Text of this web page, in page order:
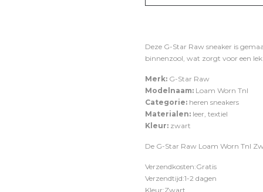
Deze G-Star Raw sneaker is
binnenzool, wat zorgt voor een
Merk: G-Star Raw
Modelnaam: Loam Worn Tnl
Categorie: heren sneakers
Materialen: leer, textiel
Kleur: zwart
De G-Star Raw Loam Worn Tnl
Verzendkosten:Gratis
Verzendtijd:1-2 dagen
Kleur:Zwart